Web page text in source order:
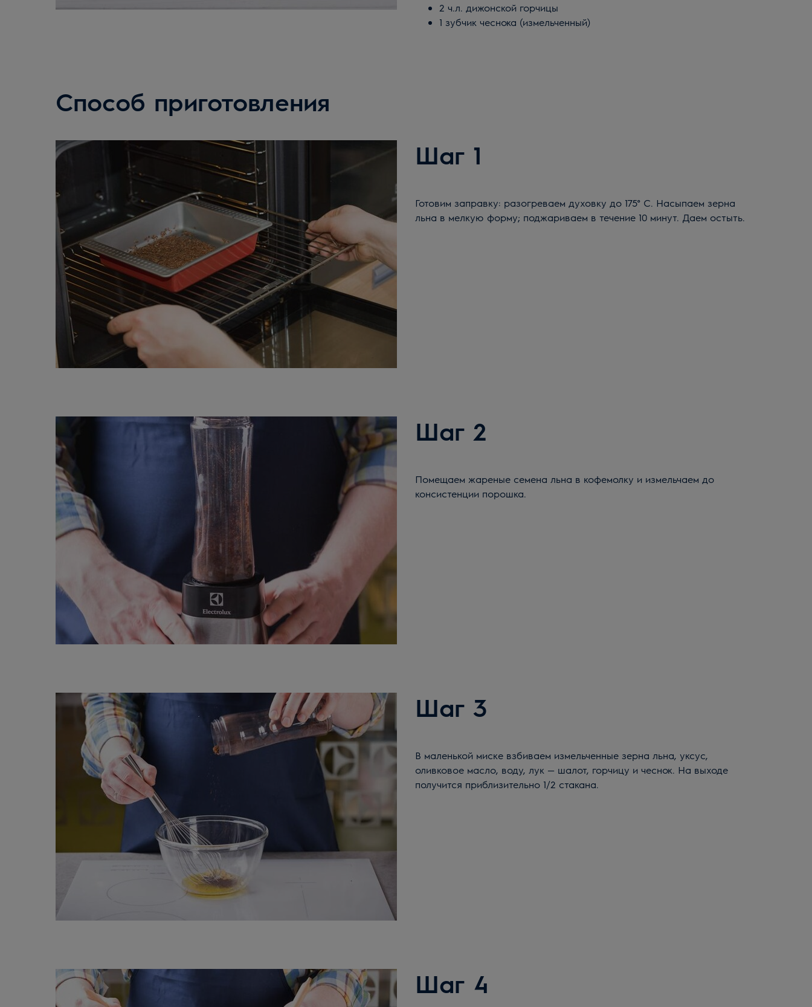
2 ч.л. дижонской горчицы
1 зубчик чеснока (измельченный)
Способ приготовления
Шаг 1
Готовим заправку: разогреваем духовку до 175° C. Насыпаем зерна
льна в мелкую форму; поджариваем в течение 10 минут. Даем остыть.
Шаг 2
Помещаем жареные семена льна в кофемолку и измельчаем до
консистенции порошка.
Шаг 3
В маленькой миске взбиваем измельченные зерна льна, уксус,
оливковое масло, воду, лук — шалот, горчицу и чеснок. На выходе
получится приблизительно 1/2 стакана.
Шаг 4